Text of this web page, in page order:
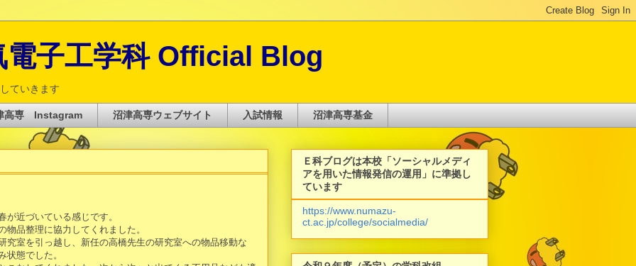
電子工学科 Official Blog
ていきます
高専 Instagram 沼津高専ウェブサイト 入試情報 沼津高専基金
近づいている感じです。
品整理に協力してくれました。
究室を引っ越し、新任の高橋先生の研究室への物品移動な
状態でした。
Ｅ科ブログは本校「ソーシャルメディ
アを用いた情報発信の運用」に準拠し
ています
https://www.numazu-
ct.ac.jp/college/socialmedia/